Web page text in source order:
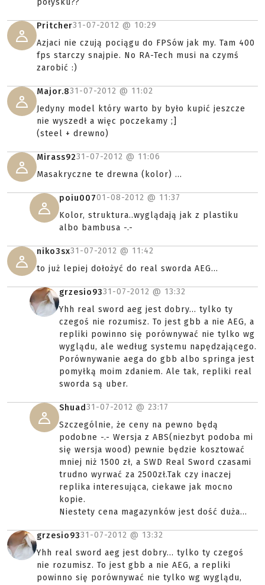
połysku??
Pritcher31-07-2012 @ 10:29
Azjaci nie czują pociągu do FPSów jak my. Tam 400
fps starczy snajpie. No RA-Tech musi na czymś
zarobić :)
Major.831-07-2012 @ 11:02
Jedyny model który warto by było kupić jeszcze
nie wyszedł a więc poczekamy ;]
(steel + drewno)
Mirass9231-07-2012 @ 11:06
Masakryczne te drewna (kolor) ...
poiu00701-08-2012 @ 11:37
Kolor, struktura..wyglądają jak z plastiku
albo bambusa -.-
niko3sx31-07-2012 @ 11:42
to już lepiej dołożyć do real sworda AEG...
grzesio9331-07-2012 @ 13:32
Yhh real sword aeg jest dobry... tylko ty
czegoś nie rozumisz. To jest gbb a nie AEG, a
repliki powinno się porównywać nie tylko wg
wyglądu, ale według systemu napędzającego.
Porównywanie aega do gbb albo springa jest
pomyłką moim zdaniem. Ale tak, repliki real
sworda są uber.
Shuad31-07-2012 @ 23:17
Szczególnie, że ceny na pewno będą
podobne -.- Wersja z ABS(niezbyt podoba mi
się wersja wood) pewnie będzie kosztować
mniej niż 1500 zł, a SWD Real Sword czasami
trudno wyrwać za 2500zł.Tak czy inaczej
replika interesująca, ciekawe jak mocno
kopie.
Niestety cena magazynków jest dość duża...
grzesio9331-07-2012 @ 13:32
Yhh real sword aeg jest dobry... tylko ty czegoś
nie rozumisz. To jest gbb a nie AEG, a repliki
powinno się porównywać nie tylko wg wyglądu,